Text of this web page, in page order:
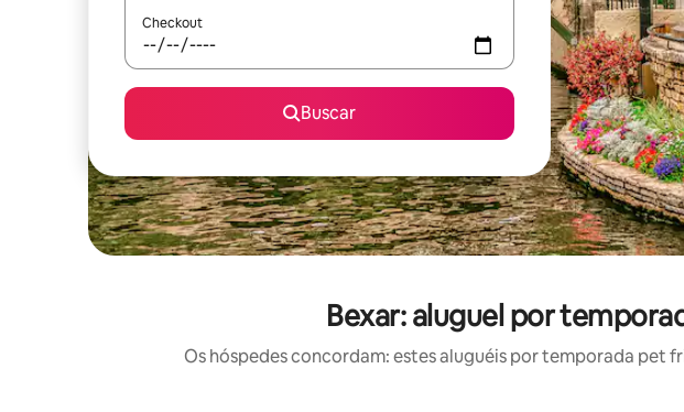
Checkout
Buscar
Bexar: aluguel por
Os hóspedes concordam: estes aluguéis por temporada pet